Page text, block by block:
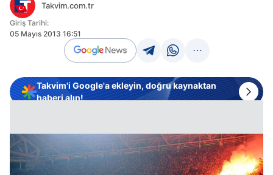
Takvim.com.tr
Giriş Tarihi:
05 Mayıs 2013 16:51
Takvim'i Google'a ekleyin, doğru kaynaktan
haberi alın!